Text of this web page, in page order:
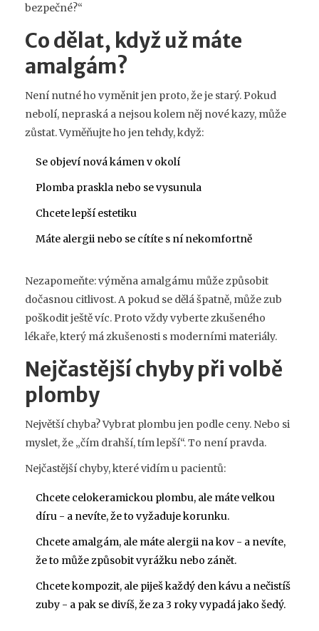
bezpečné?“
Co dělat, když už máte
amalgám?
Není nutné ho vyměnit jen proto, že je starý. Pokud
nebolí, nepraská a nejsou kolem něj nové kazy, může
zůstat. Vyměňujte ho jen tehdy, když:
Se objeví nová kámen v okolí
Plomba praskla nebo se vysunula
Chcete lepší estetiku
Máte alergii nebo se cítíte s ní nekomfortně
Nezapomeňte: výměna amalgámu může způsobit
dočasnou citlivost. A pokud se dělá špatně, může zub
poškodit ještě víc. Proto vždy vyberte zkušeného
lékaře, který má zkušenosti s moderními materiály.
Nejčastější chyby při volbě
plomby
Největší chyba? Vybrat plombu jen podle ceny. Nebo si
myslet, že „čím drahší, tím lepší“. To není pravda.
Nejčastější chyby, které vidím u pacientů:
Chcete celokeramickou plombu, ale máte velkou
díru - a nevíte, že to vyžaduje korunku.
Chcete amalgám, ale máte alergii na kov - a nevíte,
že to může způsobit vyrážku nebo zánět.
Chcete kompozit, ale piješ každý den kávu a nečistíš
zuby - a pak se divíš, že za 3 roky vypadá jako šedý.